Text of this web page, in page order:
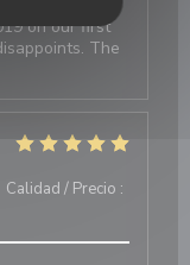
on our first
The
Calidad / Precio :